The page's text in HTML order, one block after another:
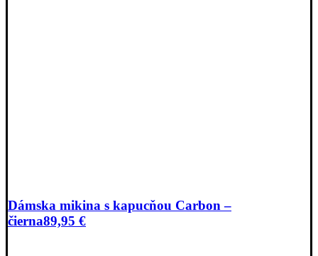
Dámska mikina s kapucňou Carbon –
čierna89,95 €